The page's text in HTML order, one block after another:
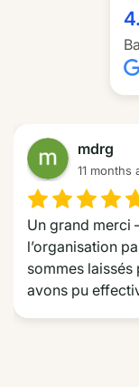
mdrg
11 months
Un grand merci
l’organisation
sommes
avons pu
choix d’hôtel
dont le choix